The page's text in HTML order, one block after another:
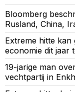
Bloomberg
Rusland, China,
Extreme hitte kan
economie dit jaar
19-jarige man
vechtpartij in